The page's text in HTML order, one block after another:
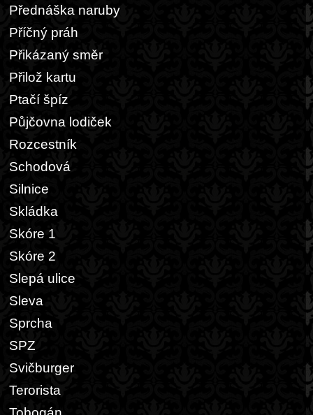
Přednáška naruby
Příčný práh
Přikázaný směr
Přilož kartu
Ptačí špíz
Půjčovna lodiček
Rozcestník
Schodová
Silnice
Skládka
Skóre 1
Skóre 2
Slepá ulice
Sleva
Sprcha
SPZ
Svičburger
Terorista